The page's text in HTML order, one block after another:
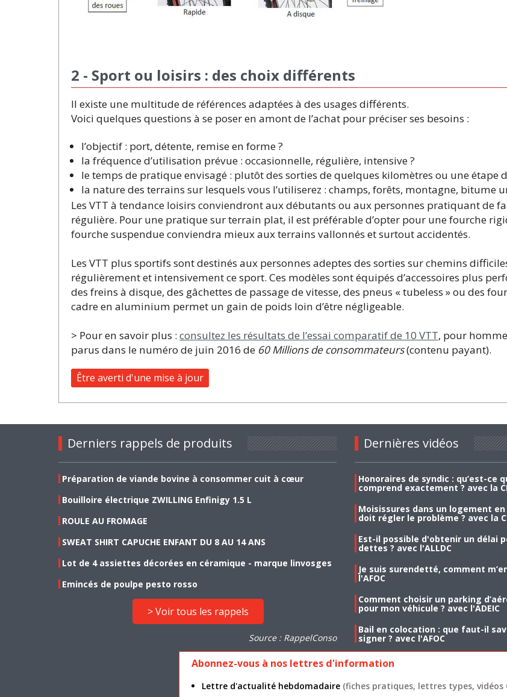
2 - Sport ou loisirs : des choix différents
Il existe une multitude de références adaptées à des usages différents.
Voici quelques questions à se poser en amont de l’achat pour préciser ses besoins :
l’objectif : port, détente, remise en forme ?
la fréquence d’utilisation prévue : occasionnelle, régulière, intensive ?
le temps de pratique envisagé : plutôt des sorties de quelques kilomètres ou une étape
la nature des terrains sur lesquels vous l’utiliserez : champs, forêts, montagne, bitume
Les VTT à tendance loisirs conviendront aux débutants ou aux personnes pratiquant de
régulière. Pour une pratique sur terrain plat, il est préférable d’opter pour une fourche
fourche suspendue conviendra mieux aux terrains vallonnés et surtout accidentés.
Les VTT plus sportifs sont destinés aux personnes adeptes des sorties sur chemins
régulièrement et intensivement ce sport. Ces modèles sont équipés d’accessoires plus
des freins à disque, des gâchettes de passage de vitesse, des pneus « tubeless » ou des
cadre en aluminium permet un gain de poids loin d’être négligeable.
> Pour en savoir plus : consultez les résultats de l’essai comparatif de 10 VTT, pour
parus dans le numéro de juin 2016 de 60 Millions de consommateurs(contenu payant).
Être averti d'une mise à jour
Derniers rappels de produits
Préparation de viande bovine à consommer cuit à cœur
Bouilloire électrique ZWILLING Enfinigy 1.5 L
ROULE AU FROMAGE
SWEAT SHIRT CAPUCHE ENFANT DU 8 AU 14 ANS
Lot de 4 assiettes décorées en céramique - marque linvosges
Emincés de poulpe pesto rosso
> Voir tous les rappels
Source : RappelConso
Dernières vidéos
Honoraires de syndic : qu’est-ce
comprend exactement ? avec la
Moisissures dans un logement
doit régler le problème ? avec la
Est-il possible d'obtenir un délai
dettes ? avec l'ALLDC
Je suis surendetté, comment
l'AFOC
Comment choisir un parking
pour mon véhicule ? avec l'ADEIC
Bail en colocation : que faut-il
signer ? avec l'AFOC
Abonnez-vous à nos lettres d'information
Lettre d'actualité hebdomadaire (fiches pratiques, lettres types, vidéos